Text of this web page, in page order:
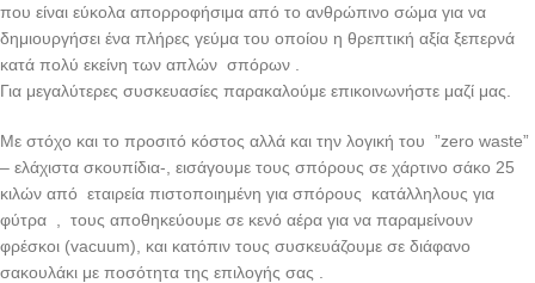
που είναι εύκολα απορροφήσιμα από το ανθρώπινο σώμα για να
δημιουργήσει ένα πλήρες γεύμα του οποίου η θρεπτική αξία ξεπερνά
κατά πολύ εκείνη των απλών σπόρων .
Για μεγαλύτερες συσκευασίες παρακαλούμε επικοινωνήστε μαζί μας.
Με στόχο και το προσιτό κόστος αλλά και την λογική του ”zero waste”
– ελάχιστα σκουπίδια-, εισάγουμε τους σπόρους σε χάρτινο σάκο 25
κιλών από εταιρεία πιστοποιημένη για σπόρους κατάλληλους για
φύτρα , τους αποθηκεύουμε σε κενό αέρα για να παραμείνουν
φρέσκοι (vacuum), και κατόπιν τους συσκευάζουμε σε διάφανο
σακουλάκι με ποσότητα της επιλογής σας .